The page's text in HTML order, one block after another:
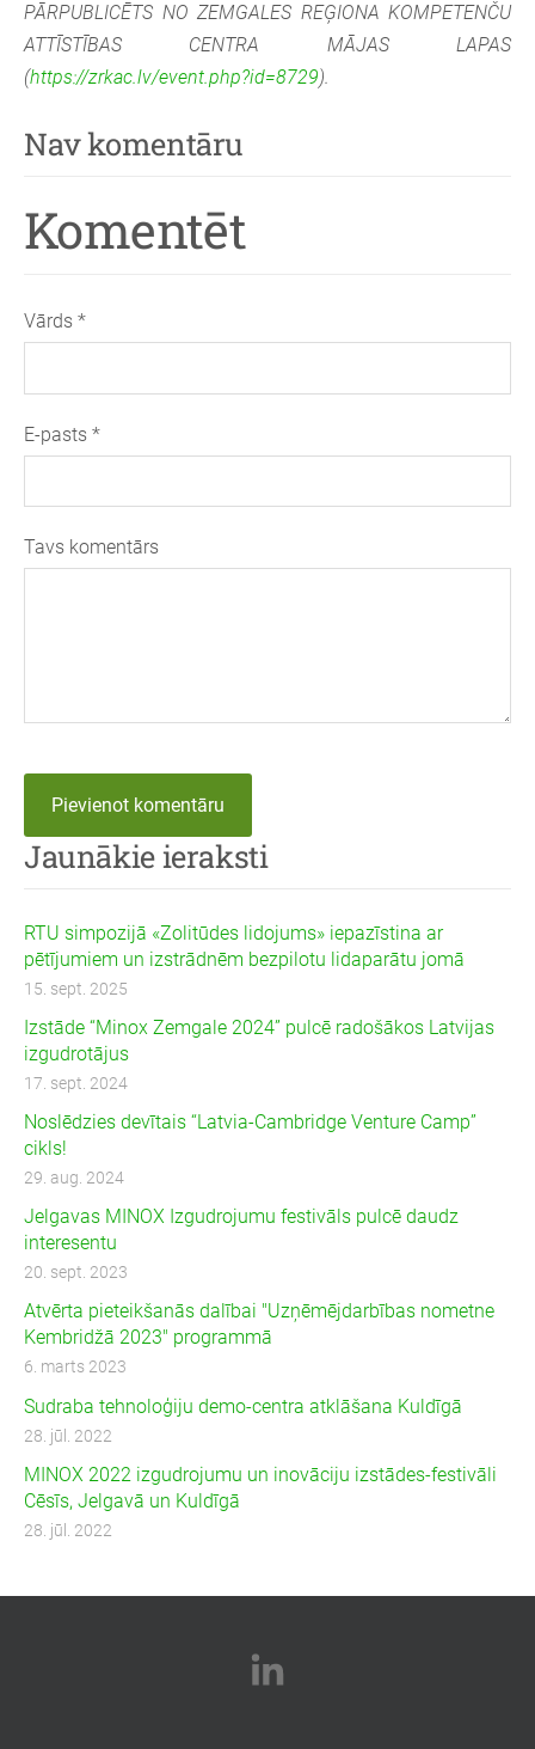
Jaunākie ieraksti
RTU simpozijā «Zolitūdes lidojums» iepazīstina ar
pētījumiem un izstrādnēm bezpilotu lidaparātu jomā
15. sept. 2025
Izstāde “Minox Zemgale 2024” pulcē radošākos Latvijas
izgudrotājus
17. sept. 2024
Noslēdzies devītais “Latvia-Cambridge Venture Camp”
cikls!
29. aug. 2024
Jelgavas MINOX Izgudrojumu festivāls pulcē daudz
interesentu
20. sept. 2023
Atvērta pieteikšanās dalībai "Uzņēmējdarbības nometne
Kembridžā 2023" programmā
6. marts 2023
Sudraba tehnoloģiju demo-centra atklāšana Kuldīgā
28. jūl. 2022
MINOX 2022 izgudrojumu un inovāciju izstādes-festivāli
Cēsīs, Jelgavā un Kuldīgā
28. jūl. 2022
PĀRPUBLICĒTS NO ZEMGALES REĢIONA KOMPETENČU
ATTĪSTĪBAS CENTRA MĀJAS LAPAS
(https://zrkac.lv/event.php?id=8729).
Nav komentāru
Komentēt
Vārds *
E-pasts *
Tavs komentārs